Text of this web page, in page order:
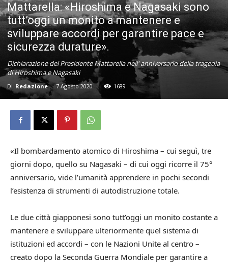
Mattarella: «Hiroshima e Nagasaki sono
tutt’oggi un monito a mantenere e
sviluppare accordi per garantire pace e
sicurezza durature».
Dichiarazione del Presidente Mattarella nell' anniversario della tragedia
di Hiroshima e Nagasaki
Di Redazione - 7 Agosto 2020 1689
«Il bombardamento atomico di Hiroshima – cui seguì, tre
giorni dopo, quello su Nagasaki – di cui oggi ricorre il 75°
anniversario, vide l’umanità apprendere in pochi secondi
l’esistenza di strumenti di autodistruzione totale.
Le due città giapponesi sono tutt’oggi un monito costante a
mantenere e sviluppare ulteriormente quel sistema di
istituzioni ed accordi – con le Nazioni Unite al centro –
creato dopo la Seconda Guerra Mondiale per garantire a